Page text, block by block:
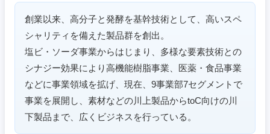
創業以来、高分子と発酵を基幹技術として、高いスペ
シャリティを備えた製品群を創出。
塩ビ・ソーダ事業からはじまり、多様な要素技術との
シナジー効果により高機能樹脂事業、医薬・食品事業
などに事業領域を拡げ、現在、9事業部7セグメントで
事業を展開し、素材などの川上製品からtoC向けの川
下製品まで、広くビジネスを行っている。